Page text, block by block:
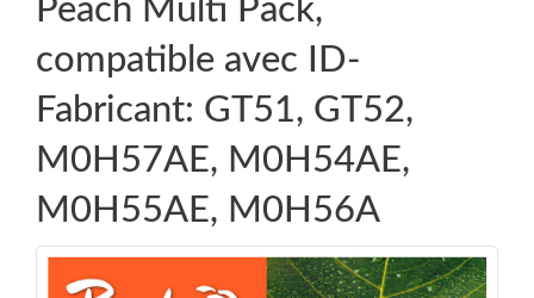
Peach Multi Pack,
compatible avec ID-
Fabricant: GT51, GT52,
M0H57AE, M0H54AE,
M0H55AE, M0H56A